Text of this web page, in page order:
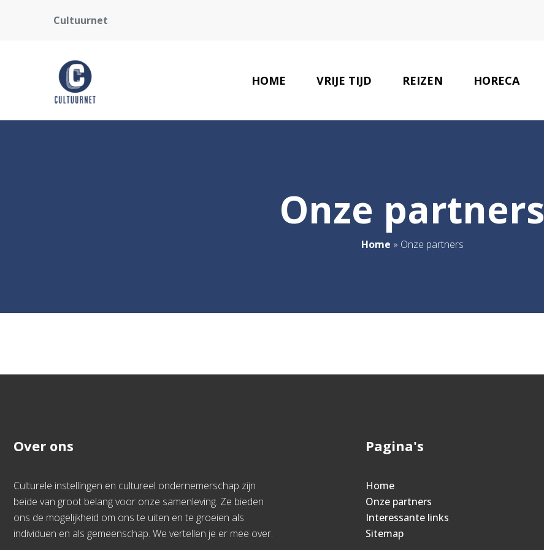
Cultuurnet
HOME VRIJE TIJD REIZEN HORECA
Onze partners
Home » Onze partners
Over ons
Culturele instellingen en cultureel ondernemerschap zijn
beide van groot belang voor onze samenleving. Ze bieden
ons de mogelijkheid om ons te uiten en te groeien als
individuen en als gemeenschap. We vertellen je er mee over.
Pagina's
Home
Onze partners
Interessante links
Sitemap